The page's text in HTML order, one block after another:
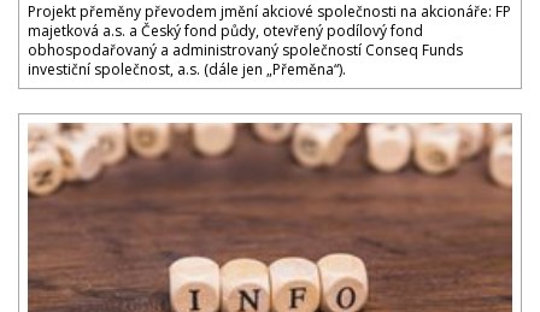
Projekt přeměny převodem jmění akciové společnosti na akcionáře: FP
majetková a.s. a Český fond půdy, otevřený podílový fond
obhospodařovaný a administrovaný společností Conseq Funds
investiční společnost, a.s. (dále jen „Přeměna“).